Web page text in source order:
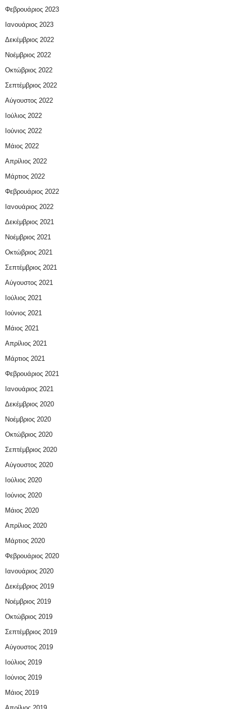
Φεβρουάριος 2023
Ιανουάριος 2023
Δεκέμβριος 2022
Νοέμβριος 2022
Οκτώβριος 2022
Σεπτέμβριος 2022
Αύγουστος 2022
Ιούλιος 2022
Ιούνιος 2022
Μάιος 2022
Απρίλιος 2022
Μάρτιος 2022
Φεβρουάριος 2022
Ιανουάριος 2022
Δεκέμβριος 2021
Νοέμβριος 2021
Οκτώβριος 2021
Σεπτέμβριος 2021
Αύγουστος 2021
Ιούλιος 2021
Ιούνιος 2021
Μάιος 2021
Απρίλιος 2021
Μάρτιος 2021
Φεβρουάριος 2021
Ιανουάριος 2021
Δεκέμβριος 2020
Νοέμβριος 2020
Οκτώβριος 2020
Σεπτέμβριος 2020
Αύγουστος 2020
Ιούλιος 2020
Ιούνιος 2020
Μάιος 2020
Απρίλιος 2020
Μάρτιος 2020
Φεβρουάριος 2020
Ιανουάριος 2020
Δεκέμβριος 2019
Νοέμβριος 2019
Οκτώβριος 2019
Σεπτέμβριος 2019
Αύγουστος 2019
Ιούλιος 2019
Ιούνιος 2019
Μάιος 2019